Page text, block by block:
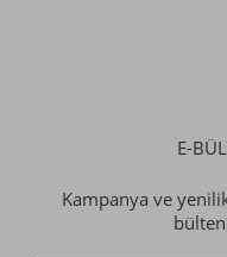
E-
Kampanya ve